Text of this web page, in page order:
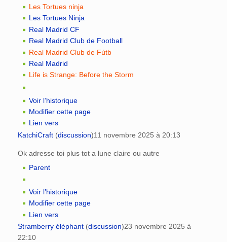
Les Tortues ninja
Les Tortues Ninja
Real Madrid CF
Real Madrid Club de Football
Real Madrid Club de Fútb
Real Madrid
Life is Strange: Before the Storm
Voir l’historique
Modifier cette page
Lien vers
KatchiCraft (discussion)11 novembre 2025 à 20:13
Ok adresse toi plus tot a lune claire ou autre
Parent
Voir l’historique
Modifier cette page
Lien vers
Stramberry éléphant (discussion)23 novembre 2025 à
22:10